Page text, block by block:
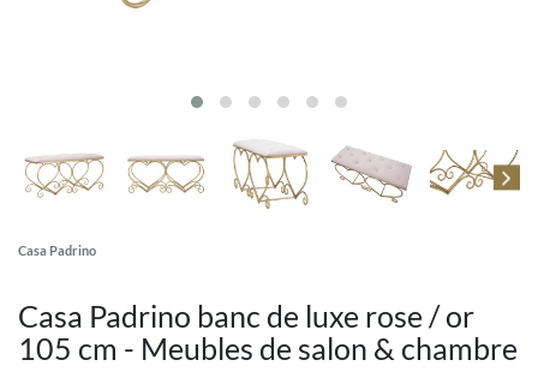
Casa Padrino
Casa Padrino banc de luxe rose / or
105 cm - Meubles de salon & chambre